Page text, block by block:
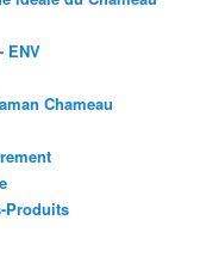
ENV
Chameau
Produits